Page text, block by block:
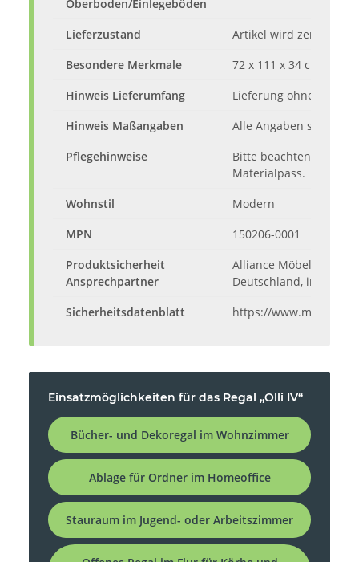
Oberboden/Einlegeböden
Lieferzustand
Artikel wird zerlegt
Besondere Merkmale
72 x 111 x 34 cm (B/H/T)
Hinweis Lieferumfang
Lieferung ohne Inhalt
Hinweis Maßangaben
Alle Angaben sind ca.-
Pflegehinweise
Bitte beachten Sie die
Materialpass.
Wohnstil
Modern
MPN
150206-0001
Produktsicherheit
Ansprechpartner
Alliance Möbel
Deutschland,
Sicherheitsdatenblatt
https://
Einsatzmöglichkeiten für das Regal „Olli IV“
Bücher- und Dekoregal im Wohnzimmer
Ablage für Ordner im Homeoffice
Stauraum im Jugend- oder Arbeitszimmer